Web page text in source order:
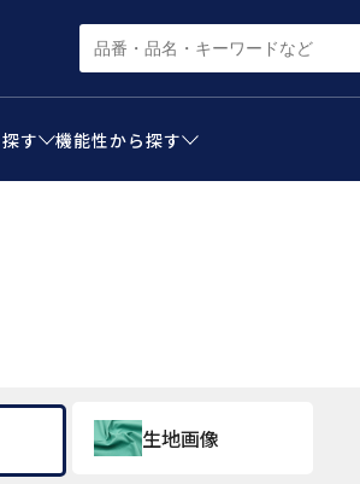
探す 機能性から探す
生地画像